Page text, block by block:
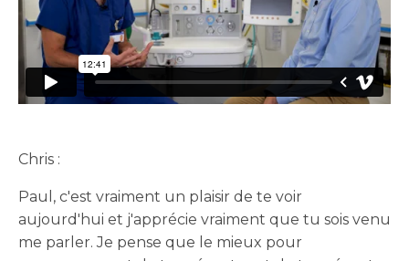
Chris :
Paul, c'est vraiment un plaisir de te voir
aujourd'hui et j'apprécie vraiment que tu sois venu
me parler. Je pense que le mieux pour